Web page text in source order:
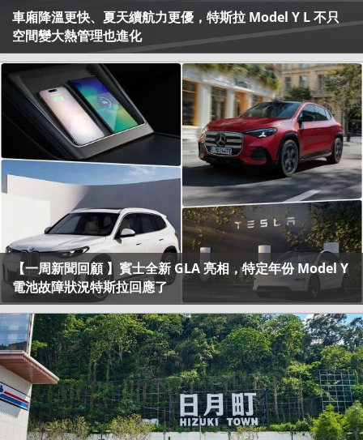
車廂降溫更快、夏天續航力更優，特斯拉 Model Y L 不只
空間變大熱管理也進化
【一周新聞回顧 】賓士全新 GLA 亮相，特定年份 Model Y
電池故障狀況特斯拉回應了